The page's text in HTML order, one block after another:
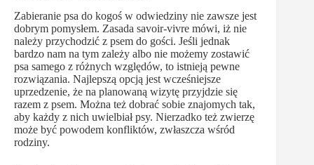
Zabieranie psa do kogoś w odwiedziny nie zawsze jest
dobrym pomysłem. Zasada savoir-vivre mówi, iż nie
należy przychodzić z psem do gości. Jeśli jednak
bardzo nam na tym zależy albo nie możemy zostawić
psa samego z różnych względów, to istnieją pewne
rozwiązania. Najlepszą opcją jest wcześniejsze
uprzedzenie, że na planowaną wizytę przyjdzie się
razem z psem. Można też dobrać sobie znajomych tak,
aby każdy z nich uwielbiał psy. Nierzadko też zwierzę
może być powodem konfliktów, zwłaszcza wśród
rodziny.